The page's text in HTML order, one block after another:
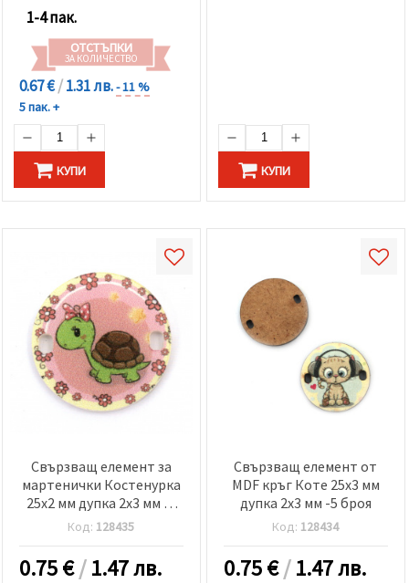
1-4 пак.
ОТСТЪПКИ
ЗА КОЛИЧЕСТВО
0.67 €/1.31 лв.- 11 %
5 пак. +
КУПИ КУПИ
Свързващ елемент за
мартенички Костенурка
25x2 мм дупка 2x3 мм -5
броя
Код: 128435
0.75€/1.47 лв.
Свързващ елемент от
MDF кръг Коте 25x3 мм
дупка 2x3 мм -5 броя
Код: 128434
0.75€/1.47 лв.